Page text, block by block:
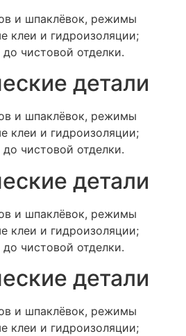
и шпаклёвок, режимы
клеи и гидроизоляции;
чистовой отделки.
детали
и шпаклёвок, режимы
клеи и гидроизоляции;
чистовой отделки.
детали
и шпаклёвок, режимы
клеи и гидроизоляции;
чистовой отделки.
детали
и шпаклёвок, режимы
клеи и гидроизоляции;